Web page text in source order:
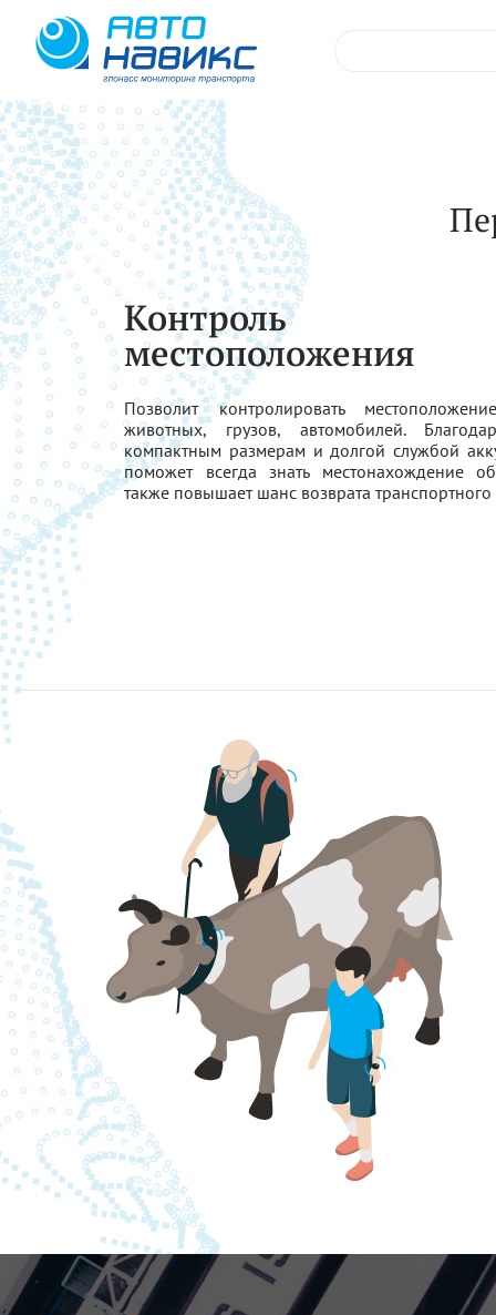
Контроль
местоположения
Позволит контролировать
животных, грузов, автомобилей.
компактным размерам и долгой службой
поможет всегда знать местонахождение
также повышает шанс возврата транспортного